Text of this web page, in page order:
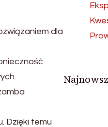
dla
Dzięki temu